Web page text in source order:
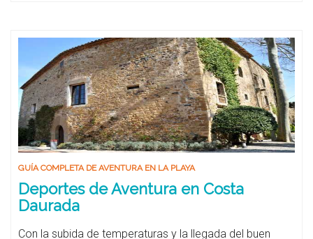
GUÍA COMPLETA DE AVENTURA EN LA PLAYA
Deportes de Aventura en Costa
Daurada
Con la subida de temperaturas y la llegada del buen